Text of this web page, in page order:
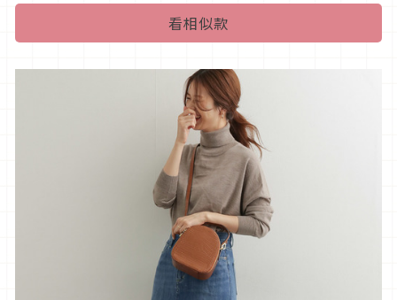
看相似款